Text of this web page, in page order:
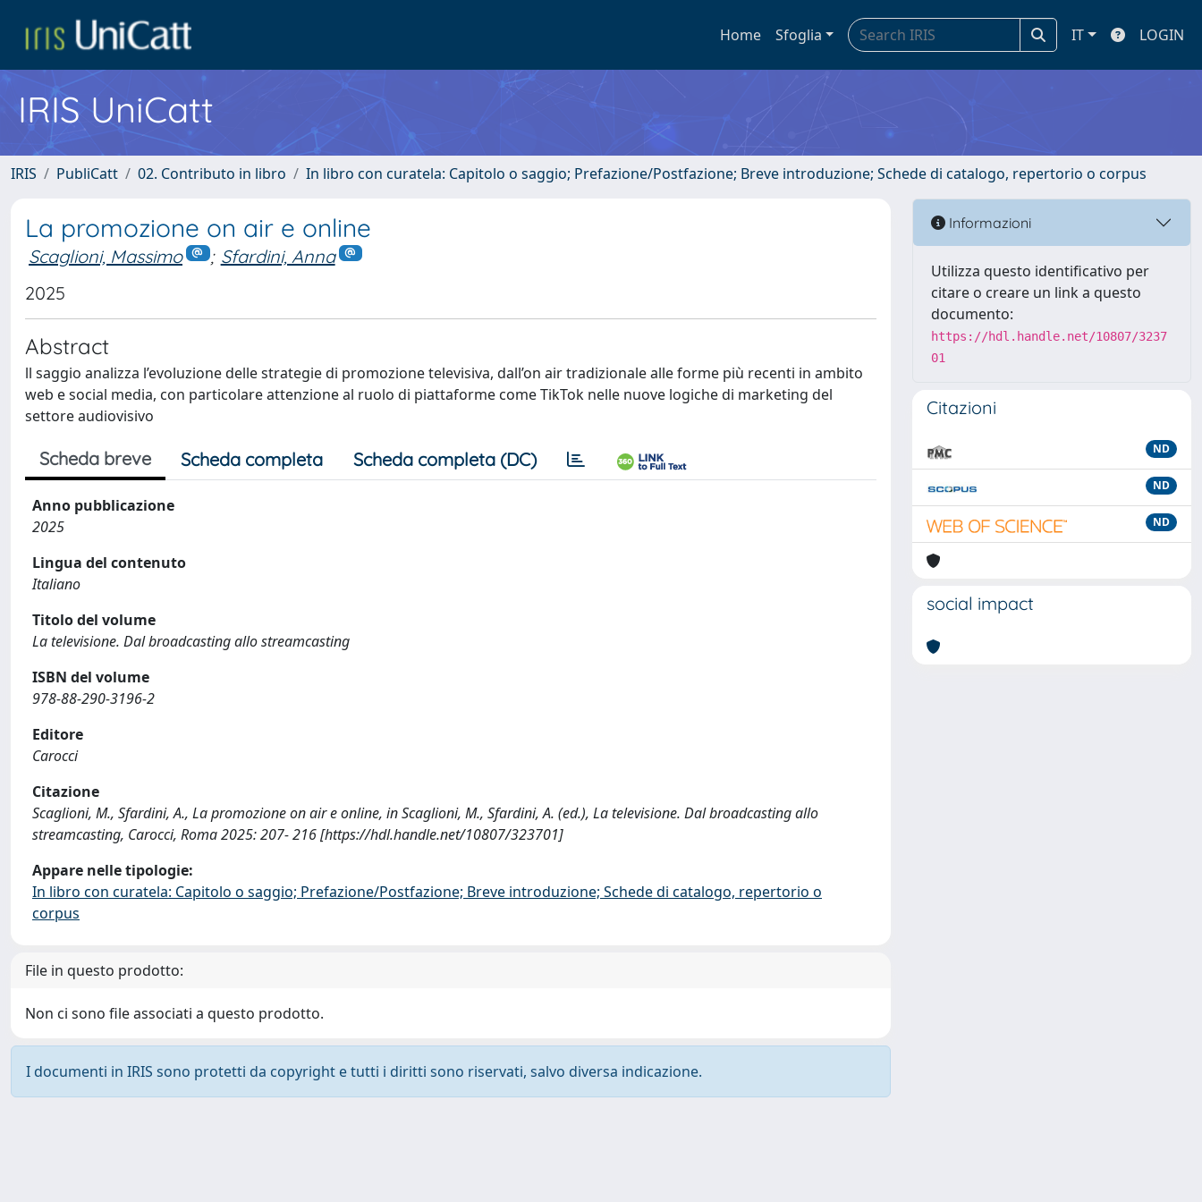
Home Sfoglia IT LOGIN
IRIS UniCatt
IRIS PubliCatt 02. Contributo in libro In libro con curatela: Capitolo o saggio; Prefazione/Postfazione; Breve introduzione; Schede di catalogo, repertorio o corpus
La promozione on air e online
Scaglioni, Massimo ; Sfardini, Anna
2025
Abstract
ll saggio analizza l’evoluzione delle strategie di promozione televisiva, dall’on air tradizionale alle forme più recenti in ambito
web e social media, con particolare attenzione al ruolo di piattaforme come TikTok nelle nuove logiche di marketing del
settore audiovisivo
Scheda breve Scheda completa Scheda completa (DC)
Anno pubblicazione
2025
Lingua del contenuto
Italiano
Titolo del volume
La televisione. Dal broadcasting allo streamcasting
ISBN del volume
978-88-290-3196-2
Editore
Carocci
Citazione
Scaglioni, M., Sfardini, A., La promozione on air e online, in Scaglioni, M., Sfardini, A. (ed.), La televisione. Dal broadcasting allo
streamcasting, Carocci, Roma 2025: 207- 216 [https://hdl.handle.net/10807/323701]
Appare nelle tipologie:
In libro con curatela: Capitolo o saggio; Prefazione/Postfazione; Breve introduzione; Schede di catalogo, repertorio o
corpus
File in questo prodotto:
Non ci sono file associati a questo prodotto.
I documenti in IRIS sono protetti da copyright e tutti i diritti sono riservati, salvo diversa indicazione.
Informazioni
Utilizza questo identificativo per
citare o creare un link a questo
documento:
https://hdl.handle.net/10807/3237
01
Citazioni
ND
ND
ND
social impact